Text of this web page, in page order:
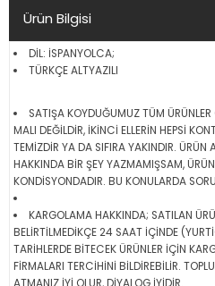
Ürün Bilgisi
DİL: İSPANYOLCA;
TÜRKÇE ALTYAZILI
SATIŞA KOYDUĞUMUZ TÜM
MALI DEĞİLDİR, İKİNCİ ELLERİN HEPSİ
TEMİZDİR YA DA SIFIRA YAKINDIR. ÜRÜN
HAKKINDA BİR ŞEY YAZMAMIŞSAM,
KONDİSYONDADIR. BU KONULARDA
KARGOLAMA HAKKINDA; SATILAN
BELİRTİLMEDİKÇE 24 SAAT İÇİNDE
TARİHLERDE BİTECEK ÜRÜNLER İÇİN
FİRMALARI TERCİHİNİ BİLDİREBİLİR.